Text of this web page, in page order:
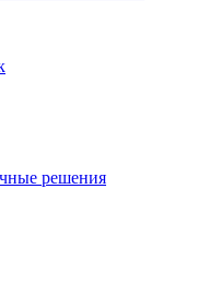
решения